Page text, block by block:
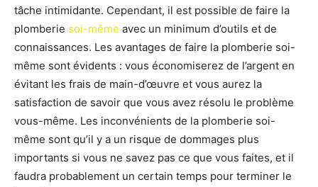
tâche intimidante. Cependant, il est possible de faire la
plomberie soi-même avec un minimum d’outils et de
connaissances. Les avantages de faire la plomberie soi-
même sont évidents : vous économiserez de l’argent en
évitant les frais de main-d’œuvre et vous aurez la
satisfaction de savoir que vous avez résolu le problème
vous-même. Les inconvénients de la plomberie soi-
même sont qu’il y a un risque de dommages plus
importants si vous ne savez pas ce que vous faites, et il
faudra probablement un certain temps pour terminer le